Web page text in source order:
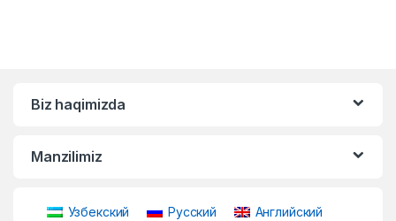
Biz haqimizda
Manzilimiz
Узбекский Русский Английский